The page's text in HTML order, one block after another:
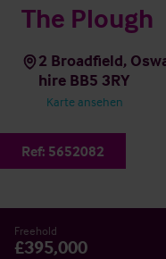
The Plough
2 Broadfield,
hire BB5 3RY
Karte ansehen
Ref: 5652082
Freehold
£395,000